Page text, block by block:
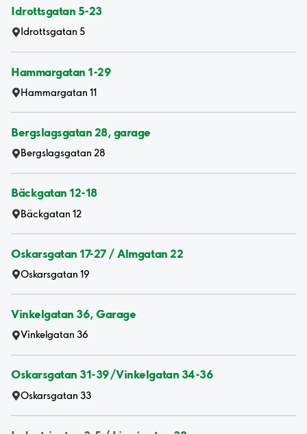
Idrottsgatan 5-23
Idrottsgatan 5
Hammargatan 1-29
Hammargatan 11
Bergslagsgatan 28, garage
Bergslagsgatan 28
Bäckgatan 12-18
Bäckgatan 12
Oskarsgatan 17-27 / Almgatan 22
Oskarsgatan 19
Vinkelgatan 36, Garage
Vinkelgatan 36
Oskarsgatan 31-39/Vinkelgatan 34-36
Oskarsgatan 33